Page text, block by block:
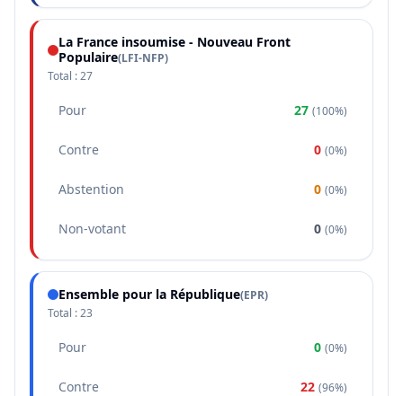
La France insoumise - Nouveau Front
Populaire(LFI-NFP)
Total :27
Pour 27 (100%)
Contre 0 (0%)
Abstention 0 (0%)
Non-votant 0 (0%)
Ensemble pour la République(EPR)
Total :23
Pour 0 (0%)
Contre 22 (96%)